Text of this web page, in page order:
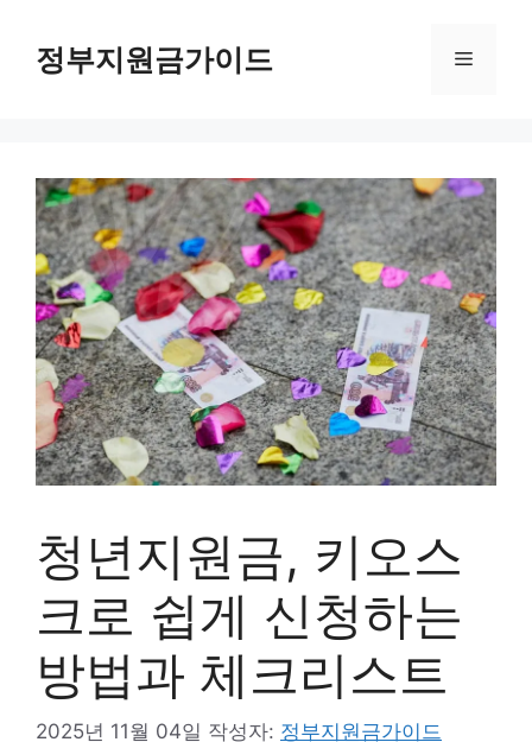
정부지원금가이드 메
청년지원금, 키오스
크로 쉽게 신청하는
방법과 체크리스트
2025년 11월 04일 작성자: 정부지원금가이드